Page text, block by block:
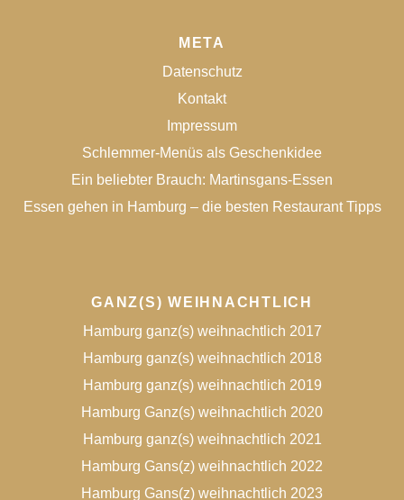
META
Datenschutz
Kontakt
Impressum
Schlemmer-Menüs als Geschenkidee
Ein beliebter Brauch: Martinsgans-Essen
Essen gehen in Hamburg – die besten Restaurant Tipps
GANZ(S) WEIHNACHTLICH
Hamburg ganz(s) weihnachtlich 2017
Hamburg ganz(s) weihnachtlich 2018
Hamburg ganz(s) weihnachtlich 2019
Hamburg Ganz(s) weihnachtlich 2020
Hamburg ganz(s) weihnachtlich 2021
Hamburg Gans(z) weihnachtlich 2022
Hamburg Gans(z) weihnachtlich 2023